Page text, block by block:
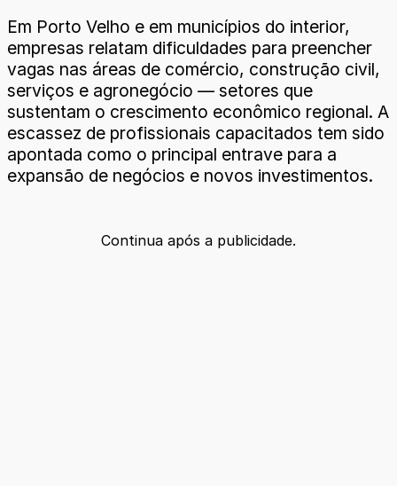
Em Porto Velho e em municípios do interior,
empresas relatam dificuldades para preencher
vagas nas áreas de comércio, construção civil,
serviços e agronegócio — setores que
sustentam o crescimento econômico regional. A
escassez de profissionais capacitados tem sido
apontada como o principal entrave para a
expansão de negócios e novos investimentos.
Continua após a publicidade.